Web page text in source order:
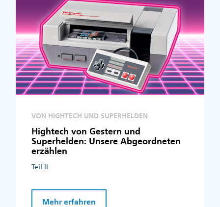
VON HIGHTECH UND SUPERHELDEN
Hightech von Gestern und
Superhelden: Unsere Abgeordneten
erzählen
Teil II
Mehr erfahren